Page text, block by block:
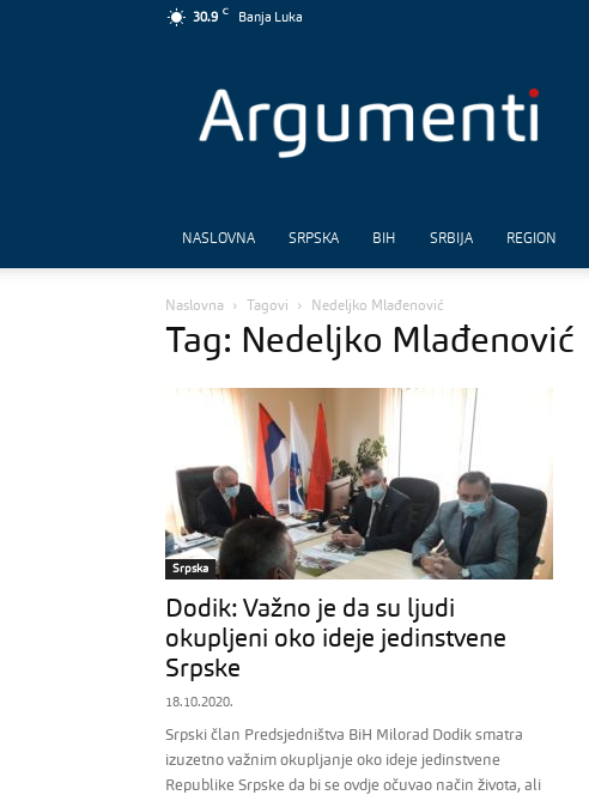
30.9
C
Banja Luka
NASLOVNA SRPSKA BIH SRBIJA REGION
Naslovna Tagovi Nedeljko Mlađenović
Tag: Nedeljko Mlađenović
Srpska
Dodik: Važno je da su ljudi
okupljeni oko ideje jedinstvene
Srpske
18.10.2020.
Srpski član Predsjedništva BiH Milorad Dodik smatra
izuzetno važnim okupljanje oko ideje jedinstvene
Republike Srpske da bi se ovdje očuvao način života, ali